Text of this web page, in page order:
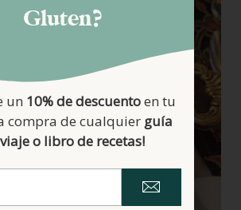
Gluten?
un 10% de descuentoen tu
compra de cualquier guía
o libro de recetas!